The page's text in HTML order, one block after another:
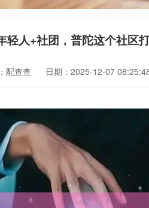
轻人+社团，普陀这个社区
配查查 日期：2025-12-07